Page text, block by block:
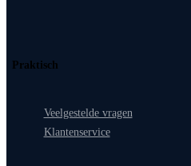
Praktisch
Veelgestelde vragen
Klantenservice